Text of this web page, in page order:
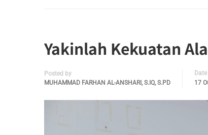
Yakinlah Kekuatan
Posted by
MUHAMMAD FARHAN AL-ANSHARI, S.IQ, S.PD
Date
17